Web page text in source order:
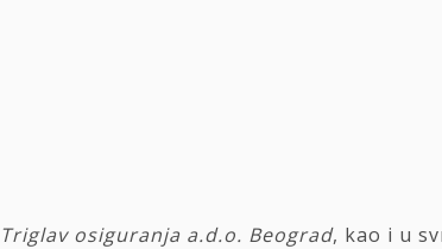
Triglav osiguranja a.d.o. Beograd, kao i u